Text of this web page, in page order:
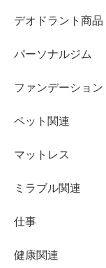
デオドラント商品
パーソナルジム
ファンデーション
ペット関連
マットレス
ミラブル関連
仕事
健康関連